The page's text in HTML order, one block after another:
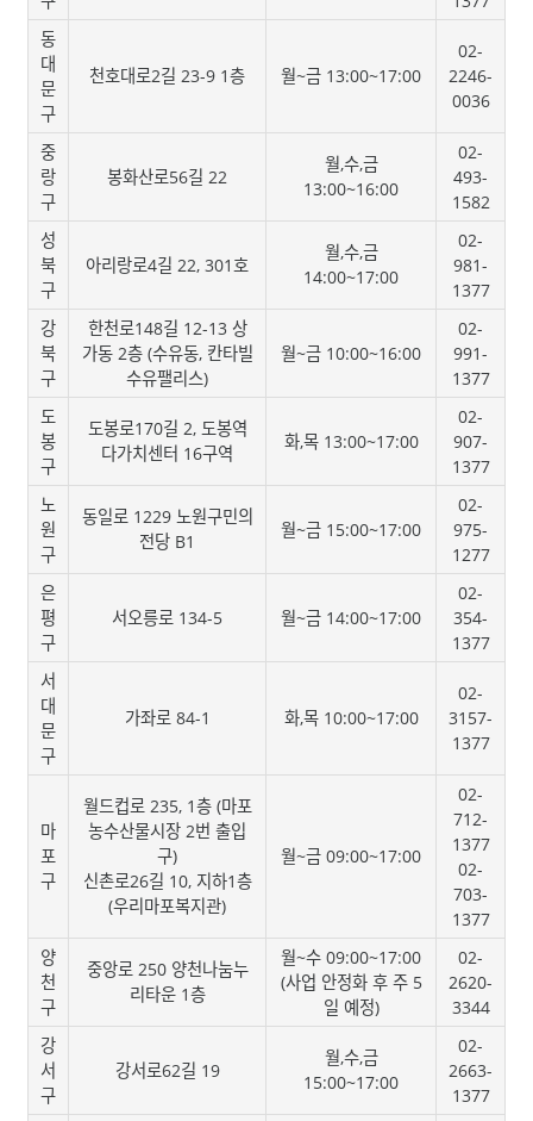
동
대
문
구
천호대로2길 23-9 1층 월~금 13:00~17:00
02-
2246-
0036
중
랑
구
봉화산로56길 22
월,수,금
13:00~16:00
02-
493-
1582
성
북
구
아리랑로4길 22, 301호
월,수,금
14:00~17:00
02-
981-
1377
강
북
구
한천로148길 12-13 상
가동 2층 (수유동, 칸타빌
수유팰리스)
월~금 10:00~16:00
02-
991-
1377
도
봉
구
도봉로170길 2, 도봉역
다가치센터 16구역
화,목 13:00~17:00
02-
907-
1377
노
원
구
동일로 1229 노원구민의
전당 B1
월~금 15:00~17:00
02-
975-
1277
은
평
구
서오릉로 134-5 월~금 14:00~17:00
02-
354-
1377
서
대
문
구
가좌로 84-1 화,목 10:00~17:00
02-
3157-
1377
마
포
구
월드컵로 235, 1층 (마포
농수산물시장 2번 출입
구)
신촌로26길 10, 지하1층
(우리마포복지관)
월~금 09:00~17:00
02-
712-
1377
02-
703-
1377
양
천
구
중앙로 250 양천나눔누
리타운 1층
월~수 09:00~17:00
(사업 안정화 후 주 5
일 예정)
02-
2620-
3344
강
서
구
강서로62길 19
월,수,금
15:00~17:00
02-
2663-
1377